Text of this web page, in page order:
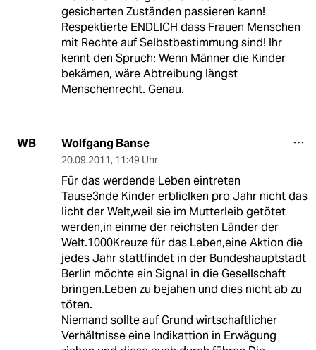
gesicherten Zuständen passieren kann!
Respektierte ENDLICH dass Frauen Menschen
mit Rechte auf Selbstbestimmung sind! Ihr
kennt den Spruch: Wenn Männer die Kinder
bekämen, wäre Abtreibung längst
Menschenrecht. Genau.
WB Wolfgang Banse
20.09.2011, 11:49 Uhr
Für das werdende Leben eintreten
Tause3nde Kinder erbliclken pro Jahr nicht das
licht der Welt,weil sie im Mutterleib getötet
werden,in einme der reichsten Länder der
Welt.1000Kreuze für das Leben,eine Aktion die
jedes Jahr stattfindet in der Bundeshauptstadt
Berlin möchte ein Signal in die Gesellschaft
bringen.Leben zu bejahen und dies nicht ab zu
töten.
Niemand sollte auf Grund wirtschaftlicher
Verhältnisse eine Indikattion in Erwägung